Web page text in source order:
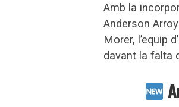
Amb la
Anderson
Morer, l’equip
davant la falta